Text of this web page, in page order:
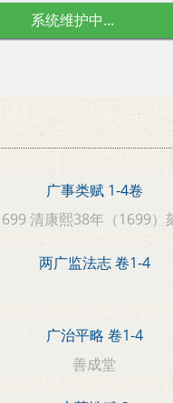
系统维护中...
广事类赋 1-4卷
清康熙38年（1699）
两广监法志 卷1-4
广治平略 卷1-4
善成堂